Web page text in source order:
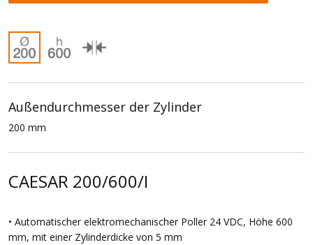
Außendurchmesser der Zylinder
200 mm
CAESAR 200/600/I
• Automatischer elektromechanischer Poller 24 VDC, Höhe 600
mm, mit einer Zylinderdicke von 5 mm